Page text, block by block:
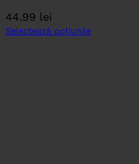
44.99 lei
Selectează opțiunile